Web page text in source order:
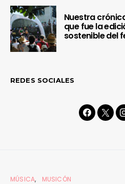
Nuestra
que fue la
sostenible del
REDES SOCIALES
MÚSICA MUSICÓN